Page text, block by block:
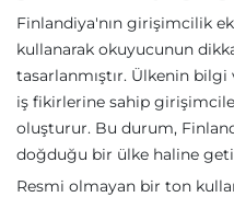
Finlandiya'nın girişimcilik
kullanarak okuyucunun
tasarlanmıştır. Ülkenin
iş fikirlerine sahip
oluşturur. Bu durum,
doğduğu bir ülke haline
Resmi olmayan bir ton